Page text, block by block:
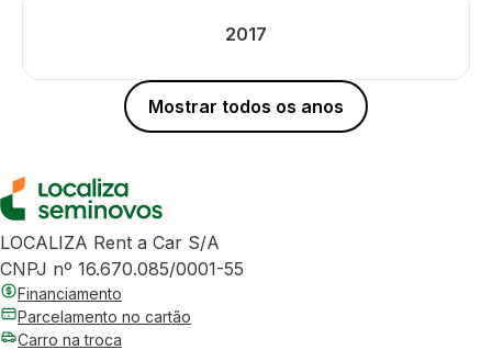
2017
Mostrar todos os anos
LOCALIZA Rent a Car S/A
CNPJ nº 16.670.085/0001-55
Financiamento
Parcelamento no cartão
Carro na troca